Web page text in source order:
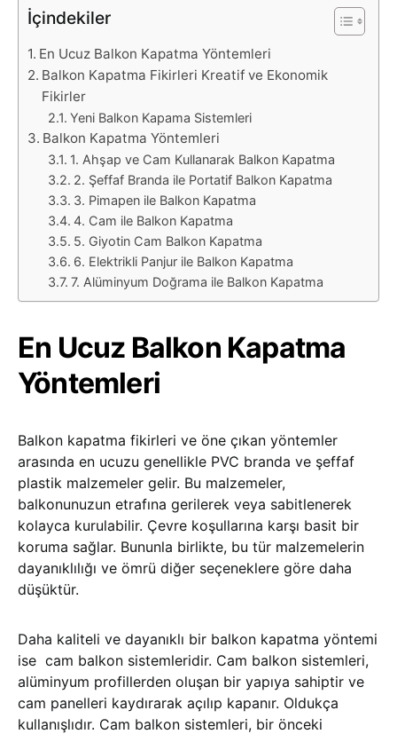
İçindekiler
En Ucuz Balkon Kapatma Yöntemleri
Balkon Kapatma Fikirleri Kreatif ve Ekonomik
Fikirler
Yeni Balkon Kapama Sistemleri
Balkon Kapatma Yöntemleri
1. Ahşap ve Cam Kullanarak Balkon Kapatma
2. Şeffaf Branda ile Portatif Balkon Kapatma
3. Pimapen ile Balkon Kapatma
4. Cam ile Balkon Kapatma
5. Giyotin Cam Balkon Kapatma
6. Elektrikli Panjur ile Balkon Kapatma
7. Alüminyum Doğrama ile Balkon Kapatma
En Ucuz Balkon Kapatma
Yöntemleri
Balkon kapatma fikirleri ve öne çıkan yöntemler
arasında en ucuzu genellikle PVC branda ve şeffaf
plastik malzemeler gelir. Bu malzemeler,
balkonunuzun etrafına gerilerek veya sabitlenerek
kolayca kurulabilir. Çevre koşullarına karşı basit bir
koruma sağlar. Bununla birlikte, bu tür malzemelerin
dayanıklılığı ve ömrü diğer seçeneklere göre daha
düşüktür.
Daha kaliteli ve dayanıklı bir balkon kapatma yöntemi
ise cam balkon sistemleridir. Cam balkon sistemleri,
alüminyum profillerden oluşan bir yapıya sahiptir ve
cam panelleri kaydırarak açılıp kapanır. Oldukça
kullanışlıdır. Cam balkon sistemleri, bir önceki